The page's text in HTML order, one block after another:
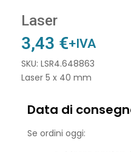
Laser
3,43 €+IVA
SKU: LSR4.648863
Laser 5 x 40 mm
Data di
Se ordini oggi: